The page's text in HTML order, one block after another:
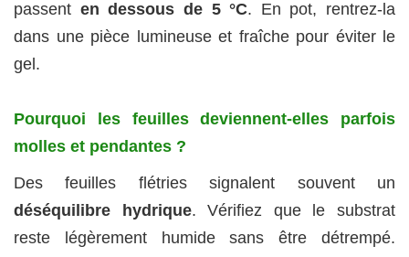
passent en dessous de 5 °C. En pot, rentrez-la
dans une pièce lumineuse et fraîche pour éviter le
gel.
Pourquoi les feuilles deviennent-elles parfois
molles et pendantes ?
Des feuilles flétries signalent souvent un
déséquilibre hydrique. Vérifiez que le substrat
reste légèrement humide sans être détrempé.